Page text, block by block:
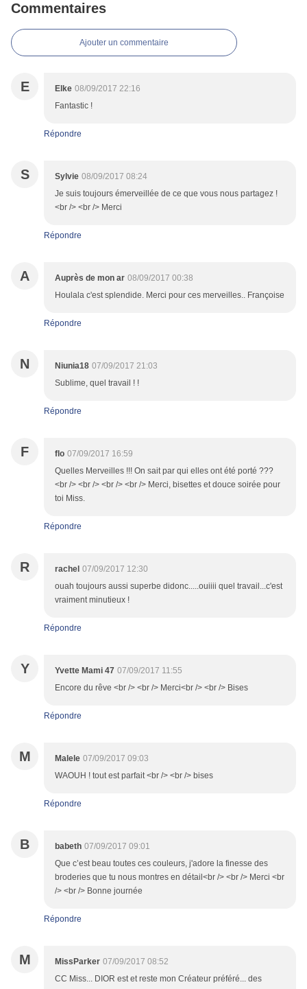
Commentaires
Ajouter un commentaire
E Elke 08/09/2017 22:16
Fantastic !
Répondre
S Sylvie 08/09/2017 08:24
Je suis toujours émerveillée de ce que vous nous partagez !
<br /> <br /> Merci
Répondre
A Auprès de mon ar 08/09/2017 00:38
Houlala c'est splendide. Merci pour ces merveilles.. Françoise
Répondre
N Niunia18 07/09/2017 21:03
Sublime, quel travail ! !
Répondre
F flo 07/09/2017 16:59
Quelles Merveilles !!! On sait par qui elles ont été porté ???
<br /> <br /> <br /> <br /> Merci, bisettes et douce soirée pour
toi Miss.
Répondre
R rachel 07/09/2017 12:30
ouah toujours aussi superbe didonc.....ouiiii quel travail...c'est
vraiment minutieux !
Répondre
Y Yvette Mami 47 07/09/2017 11:55
Encore du rêve <br /> <br /> Merci<br /> <br /> Bises
Répondre
M Malele 07/09/2017 09:03
WAOUH ! tout est parfait <br /> <br /> bises
Répondre
B babeth 07/09/2017 09:01
Que c’est beau toutes ces couleurs, j'adore la finesse des
broderies que tu nous montres en détail<br /> <br /> Merci <br
/> <br /> Bonne journée
Répondre
M MissParker 07/09/2017 08:52
CC Miss... DIOR est et reste mon Créateur préféré... des